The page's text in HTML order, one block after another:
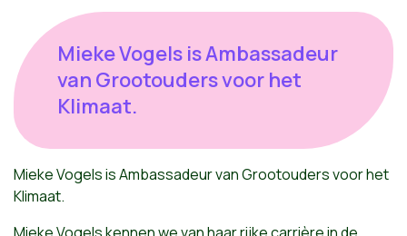
Mieke Vogels is Ambassadeur
van Grootouders voor het
Klimaat.
Mieke Vogels is Ambassadeur van Grootouders voor het
Klimaat.